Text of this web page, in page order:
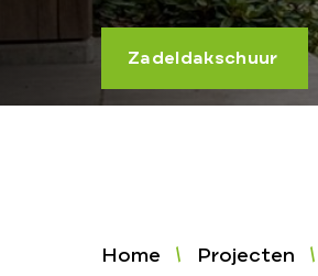
Zadeldakschuur
Home Projecten